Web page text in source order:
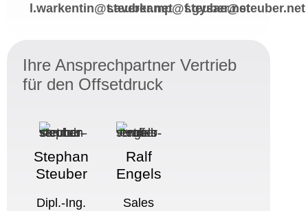
l.warkentin@steuber.nett.averkamp@steuber.net
f.gysae@steuber.net
Ihre Ansprechpartner Vertrieb
für den Offsetdruck
Stephan
Steuber
Dipl.-Ing.
Ralf
Engels
Sales